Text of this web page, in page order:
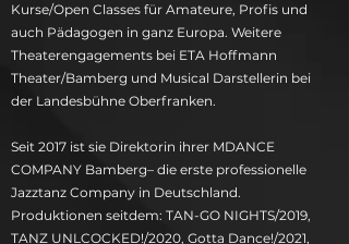
Kurse/Open Classes für Amateure, Profis und
auch Pädagogen in ganz Europa. Weitere
Theaterengagements bei ETA Hoffmann
Theater/Bamberg und Musical Darstellerin bei
der Landesbühne Oberfranken.
Seit 2017 ist sie Direktorin ihrer MDANCE
COMPANY Bamberg– die erste professionelle
Jazztanz Company in Deutschland.
Produktionen seitdem: TAN-GO NIGHTS/2019,
TANZ UNLCOCKED!/2020, Gotta Dance!/2021,